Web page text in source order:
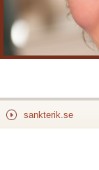
sankterik.se